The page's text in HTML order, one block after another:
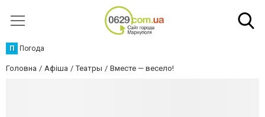
П Погода
Головна Афіша Театры Вместе — весело!